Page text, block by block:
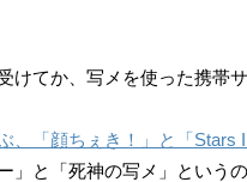
けてか、写メを使った携帯
、「顔ちぇき！」と「Stars
」と「死神の写メ」という